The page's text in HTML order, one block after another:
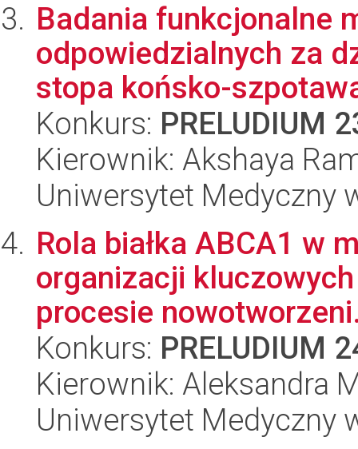
Badania funkcjonalne
odpowiedzialnych za
stopa końsko-
Konkurs: PRELUDIUM
Kierownik: Akshaya
Uniwersytet Medyczny
Rola białka ABCA1 w
organizacji
procesie
Konkurs: PRELUDIUM
Kierownik: Aleksandra
Uniwersytet Medyczny